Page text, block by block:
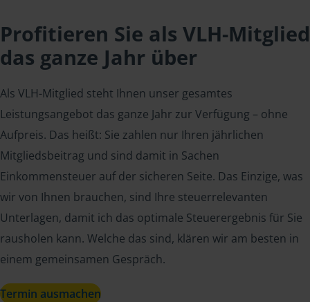
Profitieren Sie als VLH-Mitglied
das ganze Jahr über
Als VLH-Mitglied steht Ihnen unser gesamtes
Leistungsangebot das ganze Jahr zur Verfügung – ohne
Aufpreis. Das heißt: Sie zahlen nur Ihren jährlichen
Mitgliedsbeitrag und sind damit in Sachen
Einkommensteuer auf der sicheren Seite. Das Einzige, was
wir von Ihnen brauchen, sind Ihre steuerrelevanten
Unterlagen, damit ich das optimale Steuerergebnis für Sie
rausholen kann. Welche das sind, klären wir am besten in
einem gemeinsamen Gespräch.
Termin ausmachen